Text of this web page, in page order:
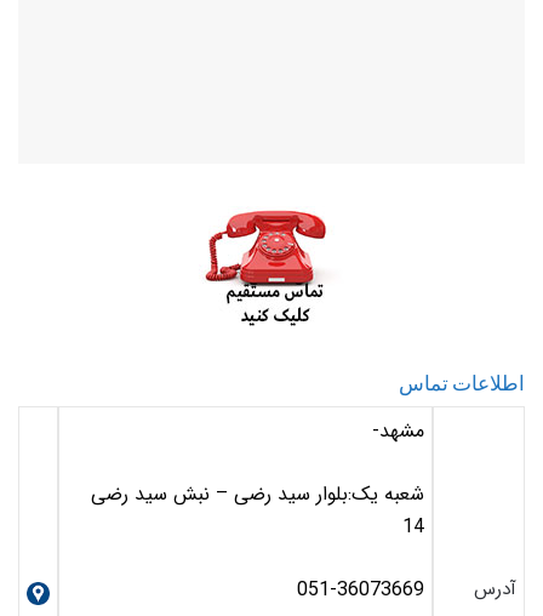
اطلاعات تماس
آدرس
مشهد-
شعبه یک:بلوار سید رضی – نبش سید رضی
14
051-36073669